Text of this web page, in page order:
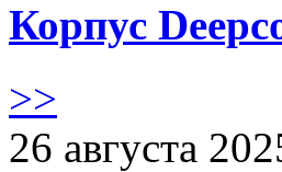
Корпус
>>
26 августа